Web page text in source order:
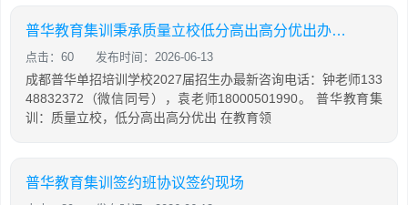
普华教育集训秉承质量立校低分高出高分优出办学宗旨
点击：60 发布时间：2026-06-13
成都普华单招培训学校2027届招生办最新咨询电话：钟老师133
48832372（微信同号），袁老师18000501990。 普华教育集
训：质量立校，低分高出高分优出 在教育领
普华教育集训签约班协议签约现场